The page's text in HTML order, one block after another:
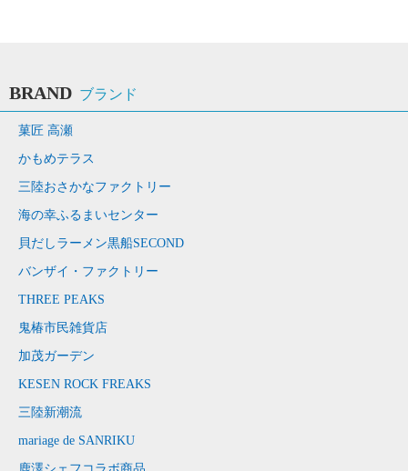
BRAND ブランド
菓匠 高瀬
かもめテラス
三陸おさかなファクトリー
海の幸ふるまいセンター
貝だしラーメン黒船SECOND
バンザイ・ファクトリー
THREE PEAKS
鬼椿市民雑貨店
加茂ガーデン
KESEN ROCK FREAKS
三陸新潮流
mariage de SANRIKU